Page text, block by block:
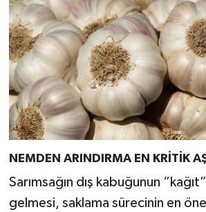
NEMDEN ARINDIRMA EN KRİTİK
Sarımsağın dış kabuğunun “kağıt”
gelmesi, saklama sürecinin en
Siyaset
Spor
Tavşanlı
Teknoloji
Video Galeri